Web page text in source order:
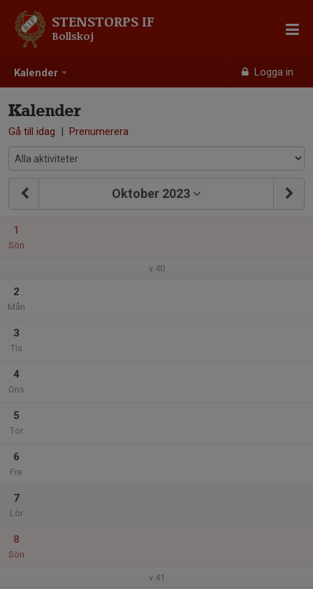
Kalender Logga in
STENSTORPS IF
Bollskoj
Kalender
Gå till idag | Prenumerera
Oktober 2023
1
Sön
v.40
2
Mån
3
Tis
4
Ons
5
Tor
6
Fre
7
Lör
8
Sön
v.41